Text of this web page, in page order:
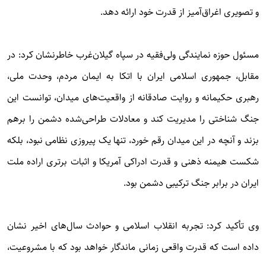
و تصویری اغراق‌آمیز از قدرت خود ارائه دهد.
مسئول حوزه نمایندگی ولی‌فقیه در سپاه گیلان‌غرب خاطرنشان کرد: در
مقابل، جمهوری اسلامی ایران با اتکا به ایمان مردم، وحدت ملی،
رهبری حکیمانه و روایت صادقانه از واقعیت‌های میدان، توانست این
جنگ شناختی را مدیریت کند و معادلات طراحی‌شده دشمن را برهم
بزند و آنچه در این میدان رقم خورد، تنها یک پیروزی نظامی نبود، بلکه
شکست هیمنه ذهنی و قدرت ادراکی آمریکا و اثبات برتری اراده ملت
ایران در برابر جنگ ترکیبی دشمن بود.
وی تأکید کرد: تجربه انقلاب اسلامی و حوادث سال‌های اخیر نشان
داده است که قدرت واقعی زمانی ماندگار خواهد بود که با مشروعیت،